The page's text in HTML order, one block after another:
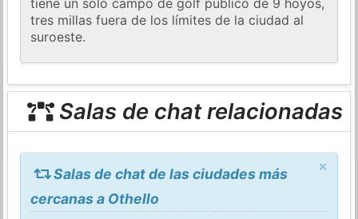
tiene un solo campo de golf público de 9 hoyos,
tres millas fuera de los límites de la ciudad al
suroeste.
Salas de chat relacionadas
×
Salas de chat de las ciudades más
cercanas a Othello